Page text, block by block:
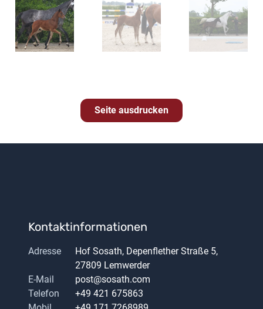
Seite ausdrucken
Kontaktinformationen
Adresse
Hof Sosath, Depenflether Straße 5,
27809 Lemwerder
E-Mail
post@sosath.com
Telefon
+49 421 675863